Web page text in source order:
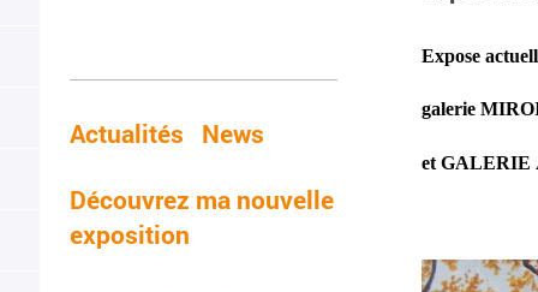
Expose
galerie
et GALERIE
Actualités News
Découvrez ma nouvelle
exposition